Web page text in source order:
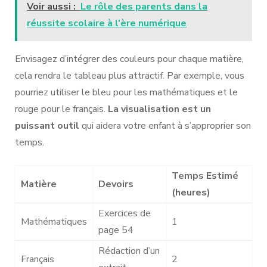
Voir aussi : Le rôle des parents dans la
réussite scolaire à l'ère numérique
Envisagez d’intégrer des couleurs pour chaque matière,
cela rendra le tableau plus attractif. Par exemple, vous
pourriez utiliser le bleu pour les mathématiques et le
rouge pour le français. La visualisation est un
puissant outil qui aidera votre enfant à s’approprier son
temps.
Matière Devoirs
Temps Estimé
(heures)
Mathématiques
Exercices de
page 54
1
Français
Rédaction d’un
2